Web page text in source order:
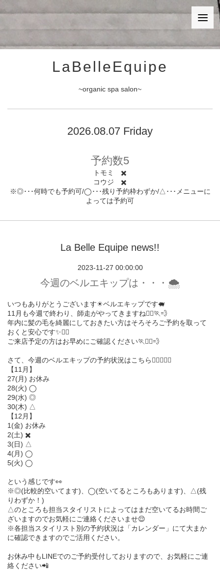
LaBelleEquipe
~organic spa salon~
2026.08.07 Friday
予約数5
トモミ ✖️
コウジ ✖️
※◎･･･何時でも予約可/◯･･･残り予約枠わずか/△･･･メニューに
よっては予約可
La Belle Equipe news!!
2023-11-27 00:00:00
今週のベルエキップは・・・🌨️
いつもありがとうございます☀︎ベルエキップです🐖
11月も今週で終わり、師走がやってきますね🏃‍♀️🏃💨
年内に髪の毛を綺麗にしておきたい方はそろそろご予約を取って
おくと安心です✨💇‍♂️
ご来店予定の方はお早めにご確認ください🏃🏃‍♀️💨
さて、今週のベルエキップの予約状況はこちら💁🏻‍♀️💁‍♂️
【11月】
27(月) お休み
28(火) ◯
29(水) ◎
30(木) △
【12月】
1(金) お休み
2(土) ✖️
3(日) △
4(月) ◯
5(火) ◯
という感じです👀
※◎(比較的空いてます)、◯(空いてるところもあります)、△(残
りわずか！)
△のところも担当スタイリストによってはまだ空いてるお時間ご
ざいますのでお気軽にご連絡くださいませ😌
※各担当スタイリスト別の予約状況は「カレンダー」にて大まか
に確認できますのでご活用ください。
お休み中もLINEでのご予約受付しておりますので、お気軽にご連
絡ください📲